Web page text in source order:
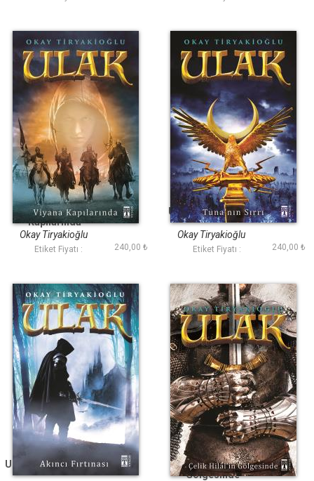
Ulak - Viyana
Kapılarında
Okay Tiryakioğlu
Etiket Fiyatı : 240,00 ₺
Ulak - Tunanın Sırrı
Okay Tiryakioğlu
Etiket Fiyatı : 240,00 ₺
Ulak - Akıncı Fırtınası
Ulak - Çelik Hilalin
Gölgesinde